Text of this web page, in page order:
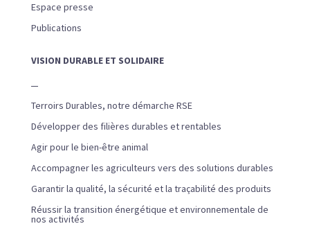
Espace presse
Publications
VISION DURABLE ET SOLIDAIRE
Terroirs Durables, notre démarche RSE
Développer des filières durables et rentables
Agir pour le bien-être animal
Accompagner les agriculteurs vers des solutions durables
Garantir la qualité, la sécurité et la traçabilité des produits
Réussir la transition énergétique et environnementale de
nos activités